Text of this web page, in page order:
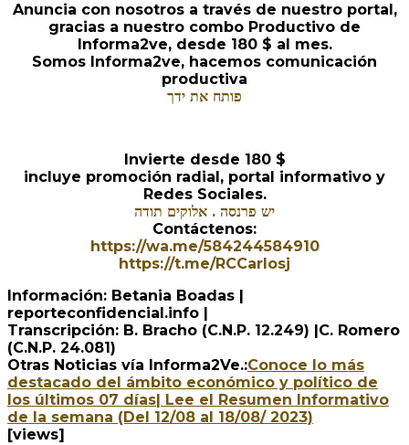
Anuncia con nosotros a través de nuestro portal,
gracias a nuestro combo Productivo de
Informa2ve, desde 180 $ al mes.
Somos Informa2ve, hacemos comunicación
productiva
פותח את ידך
Invierte desde 180 $
incluye promoción radial, portal informativo y
Redes Sociales.
יש פרנסה . אלוקים תודה
Contáctenos:
https://wa.me/584244584910
https://t.me/RCCarlosj
Información: Betania Boadas |
reporteconfidencial.info |
Transcripción: B. Bracho (C.N.P. 12.249) |C. Romero
(C.N.P. 24.081)
Otras Noticias vía Informa2Ve.:Conoce lo más
destacado del ámbito económico y político de
los últimos 07 días| Lee el Resumen Informativo
de la semana (Del 12/08 al 18/08/ 2023)
[views]